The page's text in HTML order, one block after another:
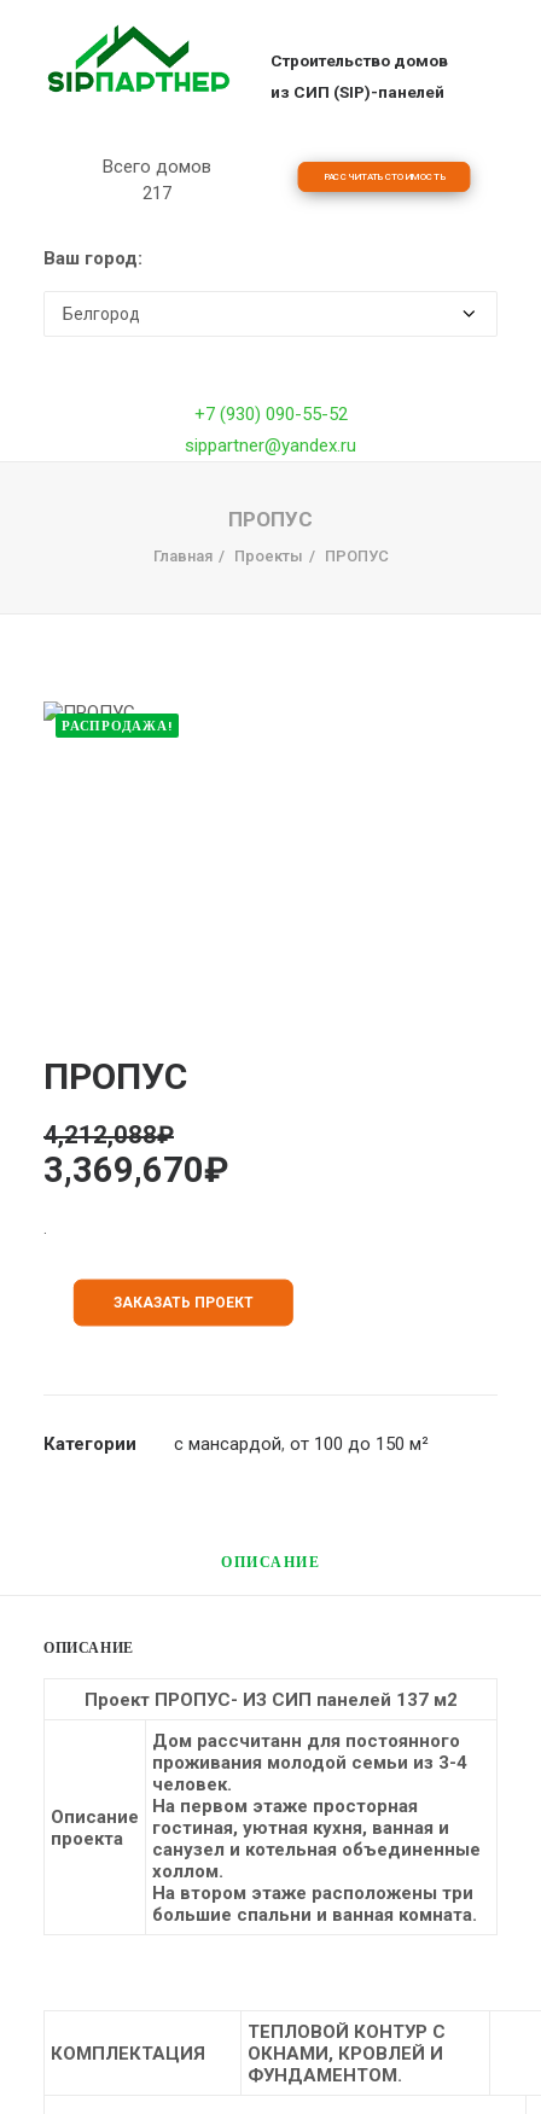
СипПартнер
ЦЕНЫ
О КОМПАНИИ
Строительство домов
из СИП (SIP)-панелей
Всего домов
21 7
РАССЧИТАТЬ СТОИМОСТЬ
Ваш город:
+7 (930) 090-55-52
sippartner@yandex.ru
ПРОПУС
Главная Проекты ПРОПУС
РАСПРОДАЖА!
ПРОПУС
4,212,088₽
3,369,670₽
.
ЗАКАЗАТЬ ПРОЕКТ
Категории с мансардой, от 100 до 150 м²
ОПИСАНИЕ
ОПИСАНИЕ
Проект ПРОПУС- ИЗ СИП панелей 137 м2
Описание
проекта
Дом рассчитанн для постоянного
проживания молодой семьи из 3-4
человек.
На первом этаже просторная
гостиная, уютная кухня, ванная и
санузел и котельная объединенные
холлом.
На втором этаже расположены три
большие спальни и ванная комната.
КОМПЛЕКТАЦИЯ
ТЕПЛОВОЙ КОНТУР С
ОКНАМИ, КРОВЛЕЙ И
ФУНДАМЕНТОМ.